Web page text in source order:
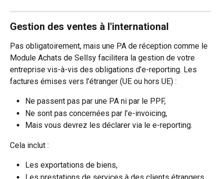
Gestion des ventes à l'international
Pas obligatoirement, mais une PA de réception comme le
Module Achats de Sellsy facilitera la gestion de votre
entreprise vis-à-vis des obligations d’e-reporting. Les
factures émises vers l’étranger (UE ou hors UE) :
Ne passent pas par une PA ni par le PPF,
Ne sont pas concernées par l’e-invoicing,
Mais vous devrez les déclarer via le e-reporting.
Cela inclut :
Les exportations de biens,
Les prestations de services à des clients étrangers.